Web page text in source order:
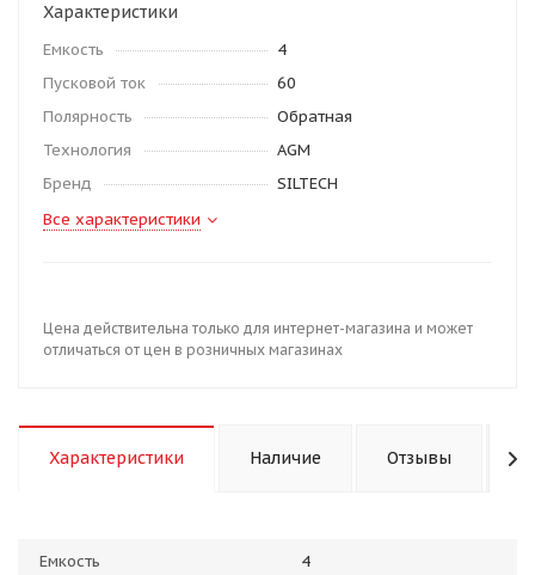
Характеристики
Емкость
4
Пусковой ток
60
Полярность
Обратная
Технология
AGM
Бренд
SILTECH
Все характеристики
Цена действительна только для интернет-магазина и может
отличаться от цен в розничных магазинах
Характеристики Наличие Отзывы
Емкость 4